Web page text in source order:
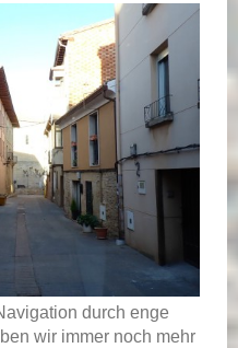
durch enge
wir immer noch mehr